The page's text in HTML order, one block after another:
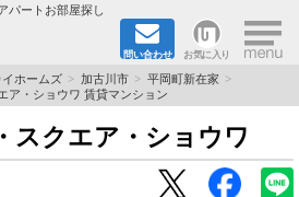
パートお部屋探し
問い合わせ お気に入り ×
ホームズ 加古川市
平岡町新在家
ア・ショウワ 賃貸マンション
スクエア・ショウワ